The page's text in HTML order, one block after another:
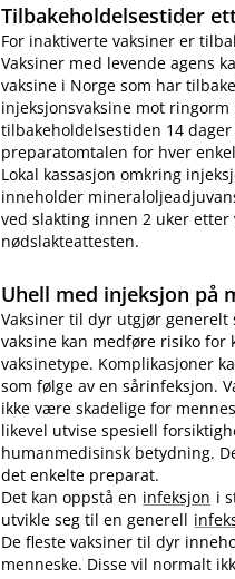
Tilbakeholdelsestider
For inaktiverte vaksiner er
Vaksiner med levende agens
vaksine i Norge som har
injeksjonsvaksine mot
tilbakeholdelsestiden 14
preparatomtalen for hver
Lokal kassasjon omkring
inneholder
ved slakting innen 2 uker
nødslakteattesten.
Uhell med injeksjon på
Vaksiner til dyr utgjør
vaksine kan medføre risiko for
vaksinetype. Komplikasjoner
som følge av en sårinfeksjon.
ikke være skadelige for
likevel utvise spesiell
humanmedisinsk betydning.
det enkelte preparat.
Det kan oppstå en infeksjon i
utvikle seg til en generell
De fleste vaksiner til dyr
menneske. Disse vil normalt